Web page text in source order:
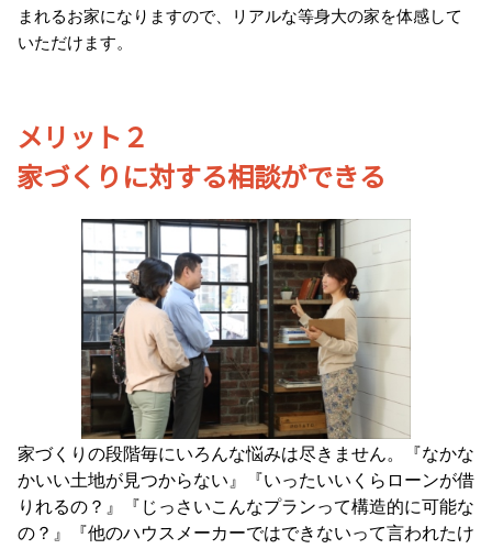
まれるお家になりますので、リアルな等身大の家を体感して
いただけます。
メリット２
家づくりに対する相談ができる
家づくりの段階毎にいろんな悩みは尽きません。『なかな
かいい土地が見つからない』『いったいいくらローンが借
りれるの？』『じっさいこんなプランって構造的に可能な
の？』『他のハウスメーカーではできないって言われたけ